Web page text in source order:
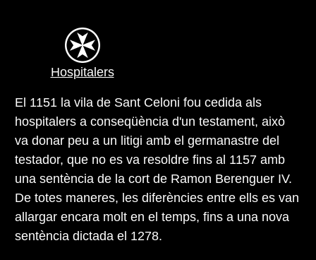
Hospitalers
El 1151 la vila de Sant Celoni fou cedida als
hospitalers a conseqüència d'un testament, això
va donar peu a un litigi amb el germanastre del
testador, que no es va resoldre fins al 1157 amb
una sentència de la cort de Ramon Berenguer IV.
De totes maneres, les diferències entre ells es van
allargar encara molt en el temps, fins a una nova
sentència dictada el 1278.